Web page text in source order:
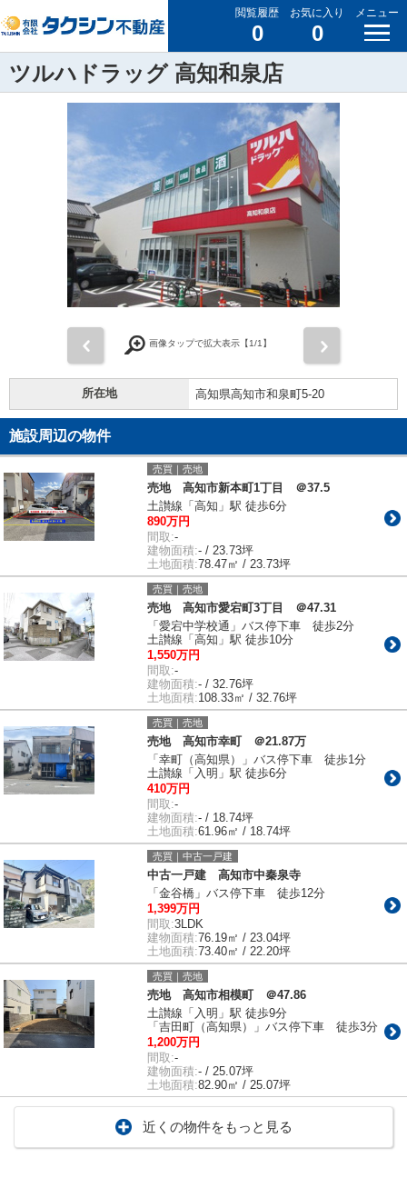
閲覧履歴
0
お気に入り
0
メニュー
ツルハドラッグ 高知和泉店
画像タップで拡大表示【1/1】
所在地 高知県高知市和泉町5-20
施設周辺の物件
売買｜売地
売地 高知市新本町1丁目 ＠37.5
土讃線「高知」駅 徒歩6分
890万円
間取:-
建物面積:- / 23.73坪
土地面積:78.47㎡ / 23.73坪
売買｜売地
売地 高知市愛宕町3丁目 ＠47.31
「愛宕中学校通」バス停下車 徒歩2分
土讃線「高知」駅 徒歩10分
1,550万円
間取:-
建物面積:- / 32.76坪
土地面積:108.33㎡ / 32.76坪
売買｜売地
売地 高知市幸町 ＠21.87万
「幸町（高知県）」バス停下車 徒歩1分
土讃線「入明」駅 徒歩6分
410万円
間取:-
建物面積:- / 18.74坪
土地面積:61.96㎡ / 18.74坪
売買｜中古一戸建
中古一戸建 高知市中秦泉寺
「金谷橋」バス停下車 徒歩12分
1,399万円
間取:3LDK
建物面積:76.19㎡ / 23.04坪
土地面積:73.40㎡ / 22.20坪
売買｜売地
売地 高知市相模町 ＠47.86
土讃線「入明」駅 徒歩9分
「吉田町（高知県）」バス停下車 徒歩3分
1,200万円
間取:-
建物面積:- / 25.07坪
土地面積:82.90㎡ / 25.07坪
近くの物件をもっと見る